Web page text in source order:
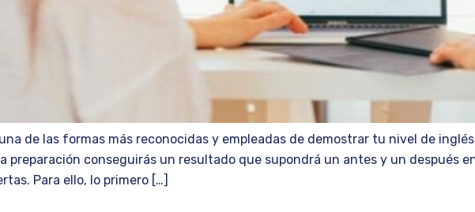
una de las formas más reconocidas y empleadas de demostrar tu nivel de
preparación conseguirás un resultado que supondrá un antes y un después
Para ello, lo primero […]